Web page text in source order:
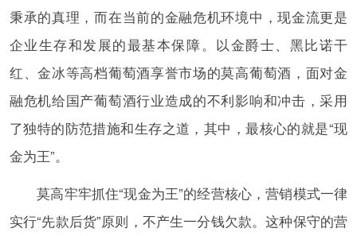
秉承的真理，而在当前的金融危机环境中，现金流更是
企业生存和发展的最基本保障。以金爵士、黑比诺干
红、金冰等高档葡萄酒享誉市场的莫高葡萄酒，面对金
融危机给国产葡萄酒行业造成的不利影响和冲击，采用
了独特的防范措施和生存之道，其中，最核心的就是“现
金为王”。
莫高牢牢抓住“现金为王”的经营核心，营销模式一律
实行“先款后货”原则，不产生一分钱欠款。这种保守的营